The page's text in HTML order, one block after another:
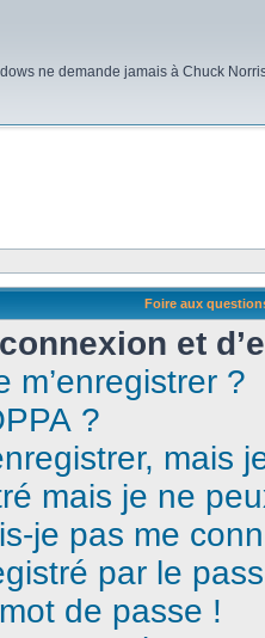
ne demande jamais à Chuck
Foire aux
et
m’enregistrer ?
?
mais
mais je ne
je pas me
par le
de passe !